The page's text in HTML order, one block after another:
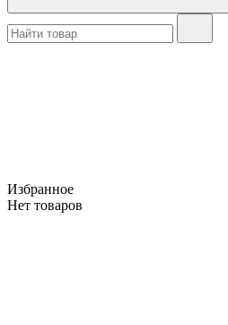
Избранное
Нет товаров